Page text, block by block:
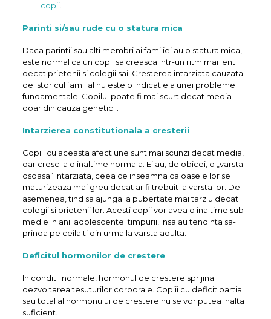
copii.
Parinti si/sau rude cu o statura mica
Daca parintii sau alti membri ai familiei au o statura mica,
este normal ca un copil sa creasca intr-un ritm mai lent
decat prietenii si colegii sai. Cresterea intarziata cauzata
de istoricul familial nu este o indicatie a unei probleme
fundamentale. Copilul poate fi mai scurt decat media
doar din cauza geneticii.
Intarzierea constitutionala a cresterii
Copiii cu aceasta afectiune sunt mai scunzi decat media,
dar cresc la o inaltime normala. Ei au, de obicei, o „varsta
osoasa” intarziata, ceea ce inseamna ca oasele lor se
maturizeaza mai greu decat ar fi trebuit la varsta lor. De
asemenea, tind sa ajunga la pubertate mai tarziu decat
colegii si prietenii lor. Acesti copii vor avea o inaltime sub
medie in anii adolescentei timpurii, insa au tendinta sa-i
prinda pe ceilalti din urma la varsta adulta.
Deficitul hormonilor de crestere
In conditii normale, hormonul de crestere sprijina
dezvoltarea tesuturilor corporale. Copiii cu deficit partial
sau total al hormonului de crestere nu se vor putea inalta
suficient.